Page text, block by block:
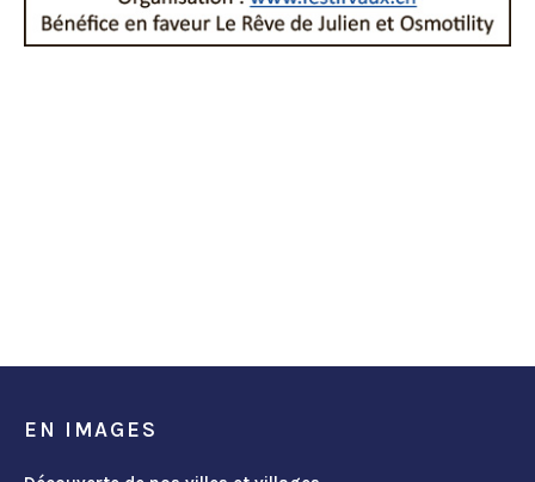
EN IMAGES